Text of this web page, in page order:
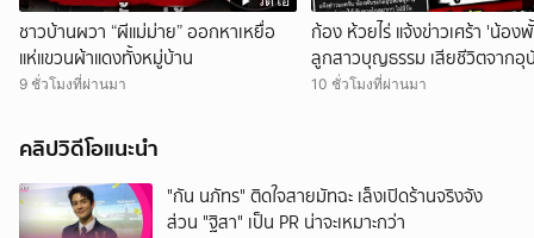
ชาวบ้านผวา “ผีแม่ม่าย” ออกหาเหยื่อ
แห่แขวนผ้าแดงทั้งหมู่บ้าน
9 ชั่วโมงที่ผ่านมา
ก้อง ห้วยไร่ แจ้งข่าวเศร้า 'น้อง
ลูกสาวบุญธรรม เสียชีวิตจากอุ
ทางรถยนต์
10 ชั่วโมงที่ผ่านมา
คลิปวิดีโอแนะนำ
"กัน นภัทร" ติดใจสายมัทฉะ เล็งเปิดร้านจริงจัง
ส่วน "ฐิสา" เป็น PR น่าจะเหมาะกว่า